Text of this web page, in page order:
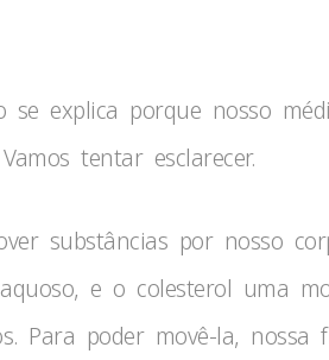
se explica porque nosso
tentar esclarecer.
substâncias por nosso
e o colesterol uma
Para poder movê-la, nossa